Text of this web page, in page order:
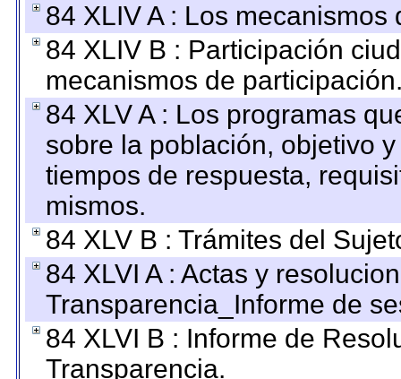
84 XLIV A : Los
84 XLIV B : Participación
mecanismos de
84 XLV A : Los programas
sobre la población, objetivo
tiempos de respuesta,
mismos.
84 XLV B : Trámites del
84 XLVI A : Actas y
Transparencia_Informe de
84 XLVI B : Informe de
Transparencia.